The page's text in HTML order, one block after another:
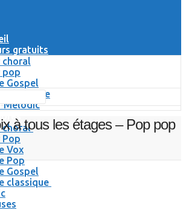
gratuits
pop
Gospel
Classique
Melodic
choral
Vox
Pop
Gospel
classique
à tous les étages – Pop pop